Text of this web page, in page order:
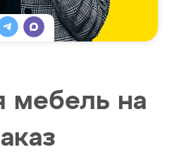
мебель на